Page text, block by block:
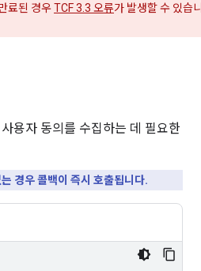
료된 경우TCF 3.3 오류가 발생할 수 있습니
용자 동의를 수집하는 데 필요한
경우 콜백이 즉시 호출됩니다.